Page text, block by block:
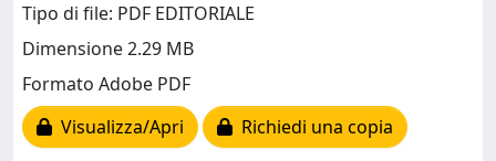
Tipo di file: PDF EDITORIALE
Dimensione 2.29 MB
Formato Adobe PDF
Visualizza/Apri
Richiedi una copia